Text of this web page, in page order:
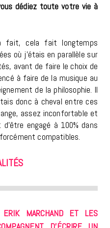
dédiez toute votre vie à
fait, cela fait longtemps
où j’étais en parallèle sur
avant de faire le choix de
à faire de la musique au
de la philosophie. Il
donc à cheval entre ces
assez inconfortable et
engagé à 100% dans
compatibles.
MARCHAND ET LES